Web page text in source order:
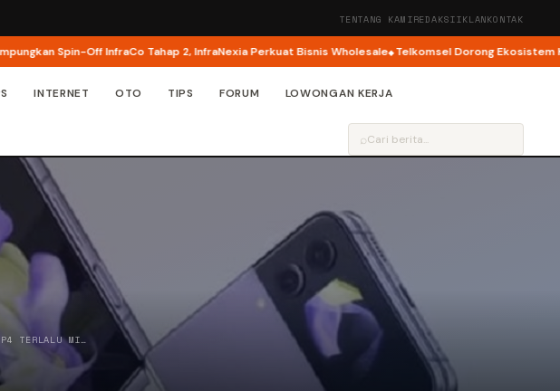
TENTANG KAMIREDAKSIIKLANKONTAK
Spin-Off InfraCo Tahap 2, InfraNexia Perkuat Bisnis Wholesale Telkomsel Dorong Ekosistem
INTERNET OTO TIPS FORUM LOWONGAN KERJA
⌕
TERLALU MI…